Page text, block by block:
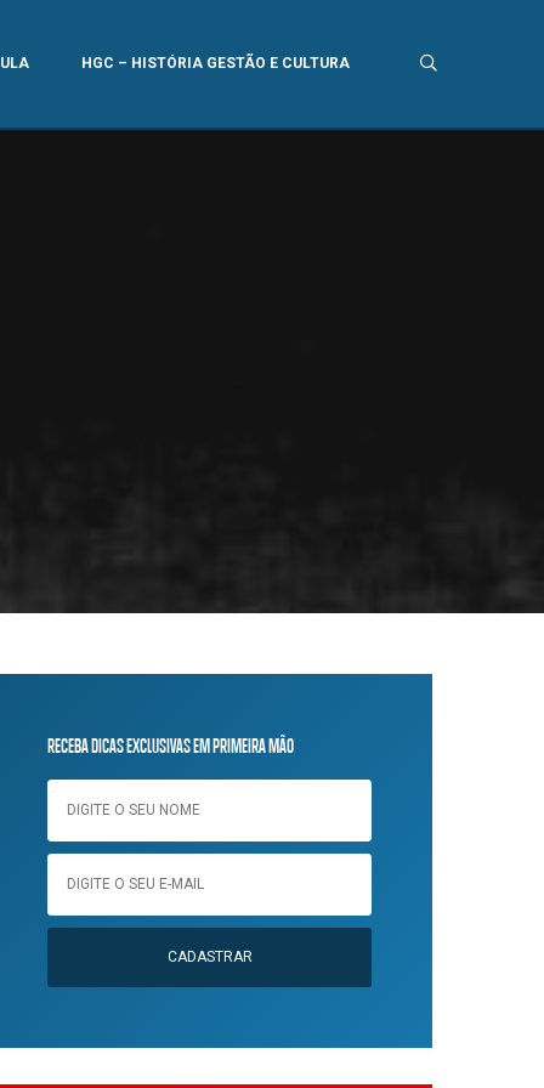
HGC – HISTÓRIA GESTÃO E CULTURA
RECEBA DICAS EXCLUSIVAS EM PRIMEIRA MÃO
CADASTRAR